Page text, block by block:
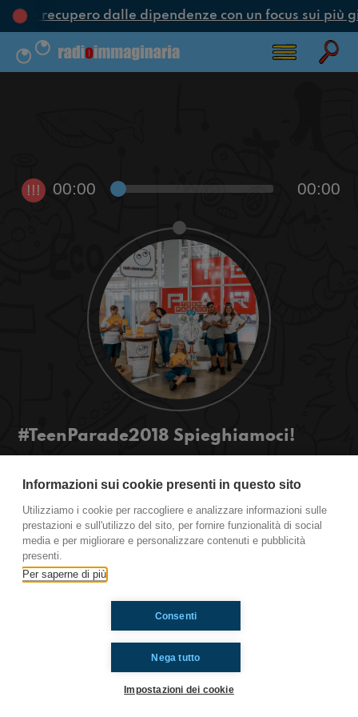
e recupero dalle dipendenze con un focus sui più
!!! 00:00 00:00
#TeenParade2018 Spieghiamoci!
siamo carichissimi!!! Siete curiosi anche voi di
#OkkinSu www.radioimmaginaria.it
Ti è piaciuto? Condividilo!
Informazioni sui cookie presenti in questo sito
Utilizziamo i cookie per raccogliere e analizzare informazioni sulle
prestazioni e sull'utilizzo del sito, per fornire funzionalità di social
media e per migliorare e personalizzare contenuti e pubblicità
presenti.
Per saperne di più
Nega tutto
Consenti
Impostazioni dei cookie